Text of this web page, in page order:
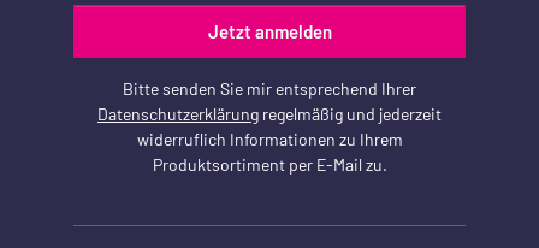
Jetzt anmelden
Bitte senden Sie mir entsprechend Ihrer
Datenschutzerklärung regelmäßig und jederzeit
widerruflich Informationen zu Ihrem
Produktsortiment per E-Mail zu.